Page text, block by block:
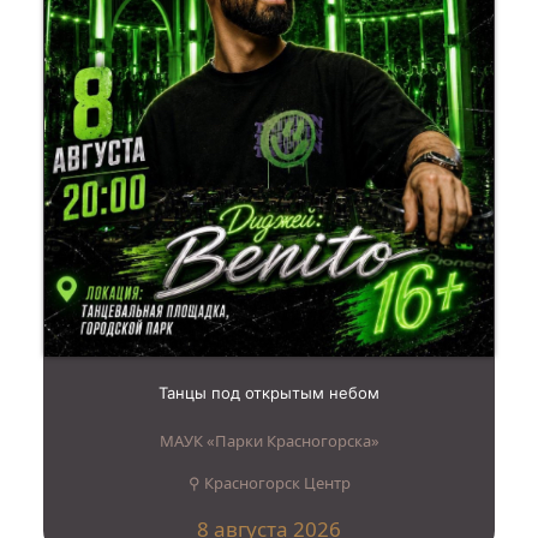
Танцы под открытым небом
МАУК «Парки Красногорска»
⚲ Красногорск Центр
8 августа 2026